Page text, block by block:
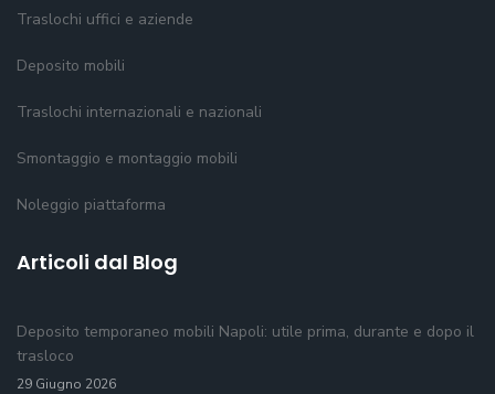
Traslochi uffici e aziende
Deposito mobili
Traslochi internazionali e nazionali
Smontaggio e montaggio mobili
Noleggio piattaforma
Articoli dal Blog
Deposito temporaneo mobili Napoli: utile prima, durante e dopo il
trasloco
29 Giugno 2026